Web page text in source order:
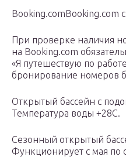
Booking.comBooking.com
При проверке наличия
на Booking.com
«Я путешествую по
бронирование номеров
Открытый бассейн с
Температура воды +28С.
Сезонный открытый
Функционирует с мая по